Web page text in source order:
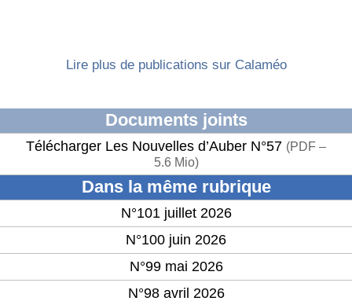
Lire plus de publications sur Calaméo
Documents joints
Télécharger Les Nouvelles d’Auber N°57 (PDF –
5.6 Mio)
Dans la même rubrique
N°101 juillet 2026
N°100 juin 2026
N°99 mai 2026
N°98 avril 2026